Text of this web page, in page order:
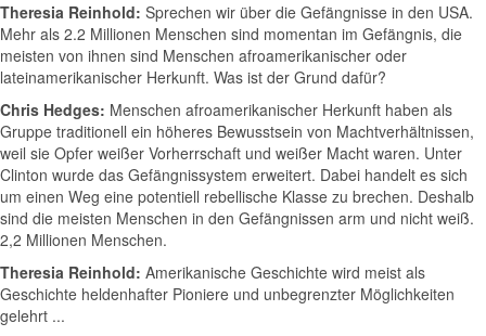
Theresia Reinhold: Sprechen wir über die Gefängnisse in den USA.
Mehr als 2.2 Millionen Menschen sind momentan im Gefängnis, die
meisten von ihnen sind Menschen afroamerikanischer oder
lateinamerikanischer Herkunft. Was ist der Grund dafür?
Chris Hedges: Menschen afroamerikanischer Herkunft haben als
Gruppe traditionell ein höheres Bewusstsein von Machtverhältnissen,
weil sie Opfer weißer Vorherrschaft und weißer Macht waren. Unter
Clinton wurde das Gefängnissystem erweitert. Dabei handelt es sich
um einen Weg eine potentiell rebellische Klasse zu brechen. Deshalb
sind die meisten Menschen in den Gefängnissen arm und nicht weiß.
2,2 Millionen Menschen.
Theresia Reinhold: Amerikanische Geschichte wird meist als
Geschichte heldenhafter Pioniere und unbegrenzter Möglichkeiten
gelehrt ...